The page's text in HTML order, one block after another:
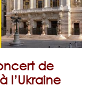
de
l’Ukraine